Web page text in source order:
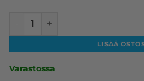
Epson 604 mustekasetti
LISÄÄ
Varastossa